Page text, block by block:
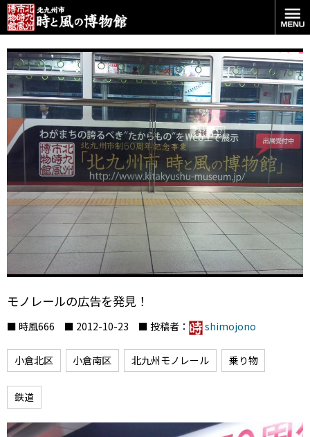
黒色で渋めの広告
モノレールの広告を発見！
■ 時風666 ■ 2012-10-23 ■ 投稿者： shimojono
小倉北区 小倉南区 北九州モノレール 乗り物
鉄道